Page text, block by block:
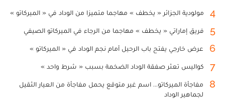
4 مولودية الجزائر « يخطف » مهاجما متميزا من الوداد في « الميركاتو »
5 فريق إماراتي « يخطف » مهاجما من الرجاء في الميركاتو الصيفي
6 عرض خارجي يفتح باب الرحيل أمام نجم الوداد في « الميركاتو »
7 كواليس تعثر صفقة الوداد الضخمة بسبب « شرط واحد »
8
مفاجأة الميركاتو... اسم غير متوقع يحمل مفاجأة من العيار الثقيل
لجماهير الوداد